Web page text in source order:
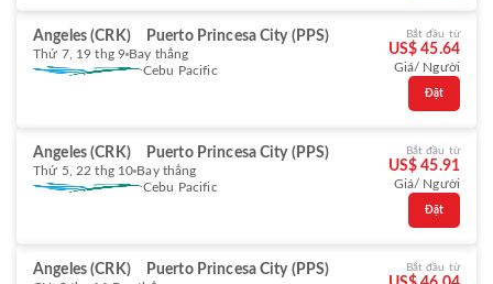
Angeles (CRK) Puerto Princesa City (PPS)
Thứ 7, 19 thg 9 Bay thẳng
Cebu Pacific
Bắt đầu từ
US$ 45.64
Giá/ Người
Đặt
Angeles (CRK) Puerto Princesa City (PPS)
Thứ 5, 22 thg 10 Bay thẳng
Cebu Pacific
Bắt đầu từ
US$ 45.91
Giá/ Người
Đặt
Angeles (CRK) Puerto Princesa City (PPS) Bắt đầu từ